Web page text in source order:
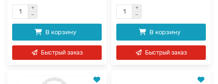
В корзину
Быстрый заказ
В корзину
Быстрый заказ